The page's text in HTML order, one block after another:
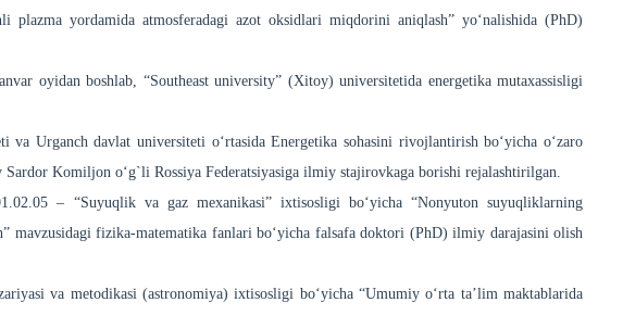
yordamida atmosferadagi azot oksidlari miqdorini aniqlash” yo‘nalishida (PhD)
oyidan boshlab, “Southeast university” (Xitoy) universitetida energetika mutaxassisligi
Urganch davlat universiteti o‘rtasida Energetika sohasini rivojlantirish bo‘yicha o‘zaro
Komiljon o‘g`li Rossiya Federatsiyasiga ilmiy stajirovkaga borishi rejalashtirilgan.
– “Suyuqlik va gaz mexanikasi” ixtisosligi bo‘yicha “Nonyuton suyuqliklarning
fizika-matematika fanlari bo‘yicha falsafa doktori (PhD) ilmiy darajasini olish
va metodikasi (astronomiya) ixtisosligi bo‘yicha “Umumiy o‘rta ta’lim maktablarida